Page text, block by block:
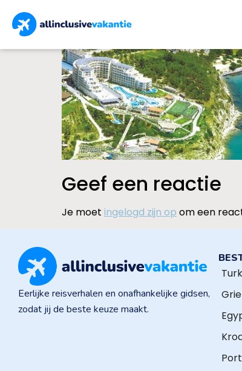
Geef een reactie
Je moet ingelogd zijn op om een
Eerlijke reisverhalen en onafhankelijke gidsen,
zodat jij de beste keuze maakt.